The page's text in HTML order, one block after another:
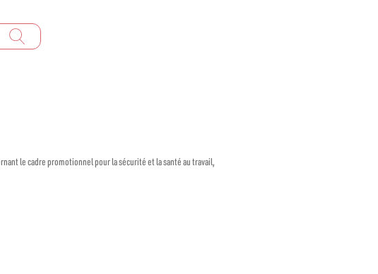
le cadre promotionnel pour la sécurité et la santé au travail,